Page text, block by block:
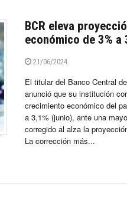
BCR eleva
económico de 3%
21/06/2024
El titular del Banco Central
anunció que su institución
crecimiento económico del
a 3,1% (junio), ante una
corregido al alza la
La corrección más...